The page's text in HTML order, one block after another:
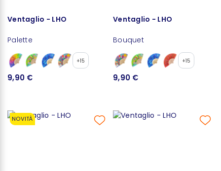
Ventaglio - LHO
Palette
+15
9,90 €
Ventaglio - LHO
Bouquet
+15
9,90 €
NOVITÀ